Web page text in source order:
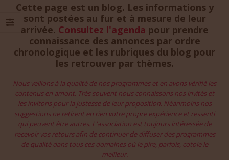
Cette page est un blog. Les informations y
sont postées au fur et à mesure de leur
arrivée. Consultez l'agenda pour prendre
connaissance des annonces par ordre
chronologique et les rubriques du blog pour
les retrouver par thèmes.
Nous veillons à la qualité de nos programmes et en avons vérifié les
contenus en amont. Très souvent nous connaissons nos invités et
les invitons pour la justesse de leur proposition. Néanmoins nos
suggestions ne retirent en rien votre propre expérience et ressenti
qui peuvent être autres. L'association est toujours intéressée de
recevoir vos retours afin de continuer de diffuser des programmes
de qualité dans tous ces domaines où le pire, parfois, cotoie le
meilleur.